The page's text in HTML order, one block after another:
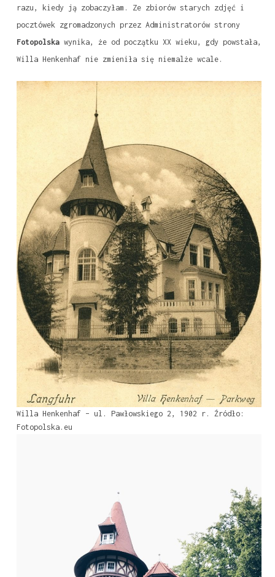
razu, kiedy ją zobaczyłam. Ze zbiorów starych zdjęć i
pocztówek zgromadzonych przez Administratorów strony
Fotopolskawynika, że od początku XX wieku, gdy powstała,
Willa Henkenhaf nie zmieniła się niemalże wcale.
Willa Henkenhaf – ul. Pawłowskiego 2, 1902 r. Źródło:
Fotopolska.eu